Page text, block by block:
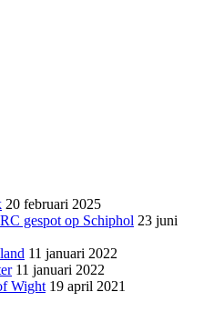
20 februari 2025
gespot op Schiphol 23 juni
11 januari 2022
11 januari 2022
Wight 19 april 2021